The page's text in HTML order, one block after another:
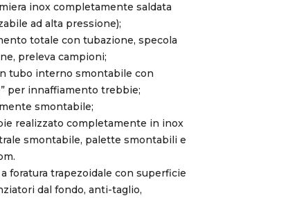
inox completamente saldata
ad alta pressione);
totale con tubazione, specola
preleva campioni;
tubo interno smontabile con
per innaffiamento trebbie;
smontabile;
realizzato completamente in inox
smontabile, palette smontabili e
foratura trapezoidale con superficie
dal fondo, anti-taglio,